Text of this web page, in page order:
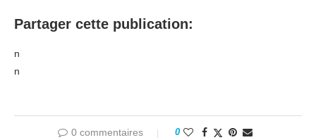
Partager cette publication:
n
n
0 commentaires 0